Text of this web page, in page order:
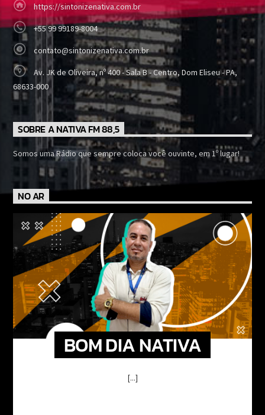
https://sintonizenativa.com.br
+55 99 99189-8004
contato@sintonizenativa.com.br
Av. JK de Oliveira, nº 400 - Sala B - Centro, Dom Eliseu - PA,
68633-000
SOBRE A NATIVA FM 88,5
Somos uma Rádio que sempre coloca você ouvinte, em 1º lugar!
NO AR
BOM DIA NATIVA
[...]